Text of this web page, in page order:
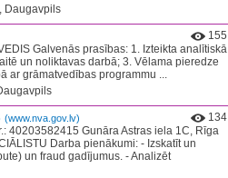
Daugavpils
155
Galvenās prasības: 1. Izteikta analītiskā
un noliktavas darbā; 3. Vēlama pieredze
ar grāmatvedības programmu ...
(www.nva.gov.lv)
134
40203582415 Gunāra Astras iela 1C, Rīga
Darba pienākumi: - Izskatīt un
un fraud gadījumus. - Analizēt